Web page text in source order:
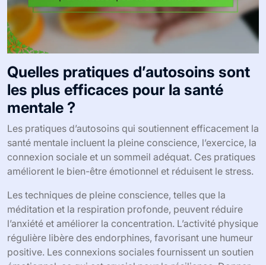
Quelles pratiques d’autosoins sont
les plus efficaces pour la santé
mentale ?
Les pratiques d’autosoins qui soutiennent efficacement la
santé mentale incluent la pleine conscience, l’exercice, la
connexion sociale et un sommeil adéquat. Ces pratiques
améliorent le bien-être émotionnel et réduisent le stress.
Les techniques de pleine conscience, telles que la
méditation et la respiration profonde, peuvent réduire
l’anxiété et améliorer la concentration. L’activité physique
régulière libère des endorphines, favorisant une humeur
positive. Les connexions sociales fournissent un soutien